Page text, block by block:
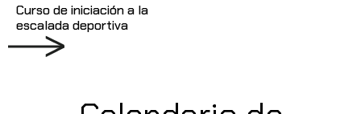
Curso de iniciación a la
escalada deportiva